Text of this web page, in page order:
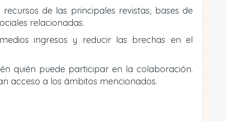
de las principales revistas, bases de
relacionadas.
ingresos y reducir las brechas en el
quién puede participar en la colaboración.
acceso a los ámbitos mencionados.